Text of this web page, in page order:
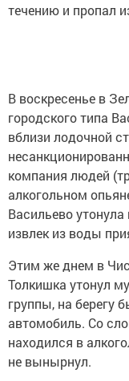
течению и пропал
В воскресенье в
городского типа
вблизи лодочной
компания людей
алкогольном
Васильево
извлек из воды
Этим же днем в
Толкишка утонул
группы, на берегу
автомобиль. Со
находился в
не вынырнул.